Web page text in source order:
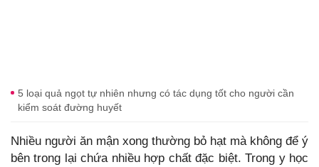
5 loại quả ngọt tự nhiên nhưng có tác dụng tốt cho người cần
kiểm soát đường huyết
Nhiều người ăn mận xong thường bỏ hạt mà không để ý
bên trong lại chứa nhiều hợp chất đặc biệt. Trong y học